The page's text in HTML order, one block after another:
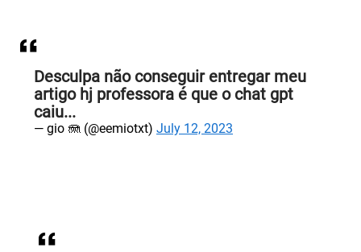
Desculpa não conseguir entregar meu
artigo hj professora é que o chat gpt
caiu...
— gio 🪼 (@eemiotxt) July 12, 2023